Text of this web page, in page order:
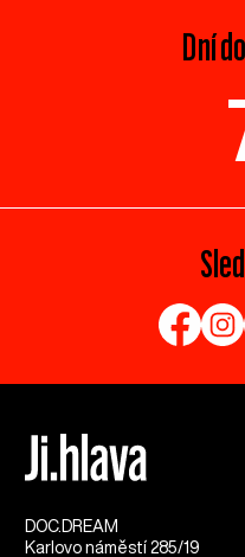
Dní
DOC.DREAM​
Karlovo náměstí 285/19